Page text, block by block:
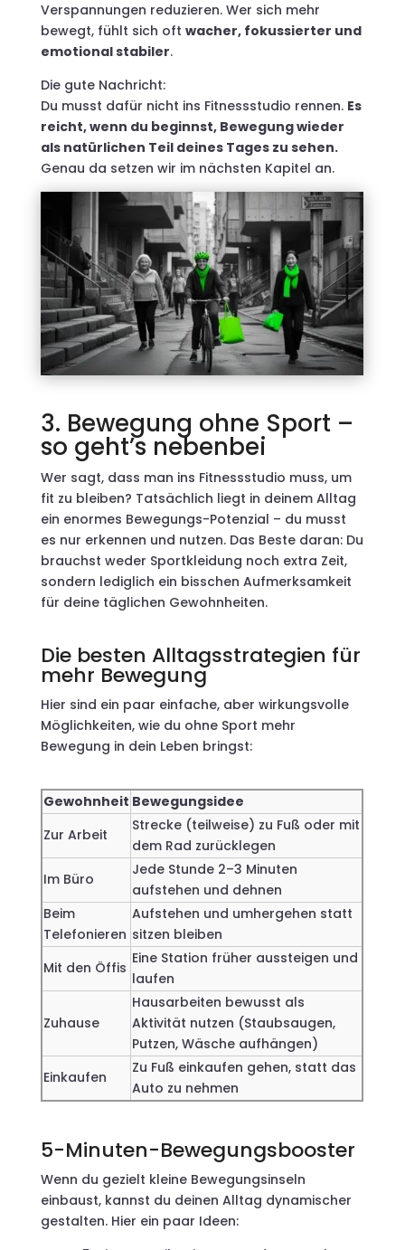
Verspannungen reduzieren. Wer sich mehr
bewegt, fühlt sich oft wacher, fokussierter und
emotional stabiler.
Die gute Nachricht:
Du musst dafür nicht ins Fitnessstudio rennen. Es
reicht, wenn du beginnst, Bewegung wieder
als natürlichen Teil deines Tages zu sehen.
Genau da setzen wir im nächsten Kapitel an.
3. Bewegung ohne Sport –
so geht’s nebenbei
Wer sagt, dass man ins Fitnessstudio muss, um
fit zu bleiben? Tatsächlich liegt in deinem Alltag
ein enormes Bewegungs-Potenzial – du musst
es nur erkennen und nutzen. Das Beste daran: Du
brauchst weder Sportkleidung noch extra Zeit,
sondern lediglich ein bisschen Aufmerksamkeit
für deine täglichen Gewohnheiten.
Die besten Alltagsstrategien für
mehr Bewegung
Hier sind ein paar einfache, aber wirkungsvolle
Möglichkeiten, wie du ohne Sport mehr
Bewegung in dein Leben bringst:
Gewohnheit Bewegungsidee
Zur Arbeit
Strecke (teilweise) zu Fuß oder mit
dem Rad zurücklegen
Im Büro
Jede Stunde 2–3 Minuten
aufstehen und dehnen
Beim
Telefonieren
Aufstehen und umhergehen statt
sitzen bleiben
Mit den Öffis
Eine Station früher aussteigen und
laufen
Zuhause
Hausarbeiten bewusst als
Aktivität nutzen (Staubsaugen,
Putzen, Wäsche aufhängen)
Einkaufen
Zu Fuß einkaufen gehen, statt das
Auto zu nehmen
5-Minuten-Bewegungsbooster
Wenn du gezielt kleine Bewegungsinseln
einbaust, kannst du deinen Alltag dynamischer
gestalten. Hier ein paar Ideen: